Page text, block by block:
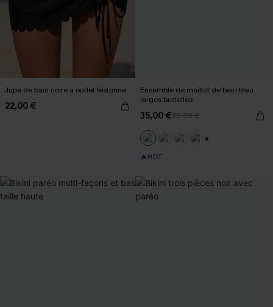
Jupe de bain noire à ourlet festonné
22,00 €
Ensemble de maillot de bain bleu
larges bretelles
35,00 €39,00 €
🔥HOT